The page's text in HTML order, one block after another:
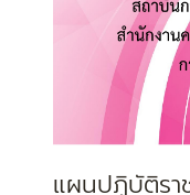
แผนปฏิบัติรา